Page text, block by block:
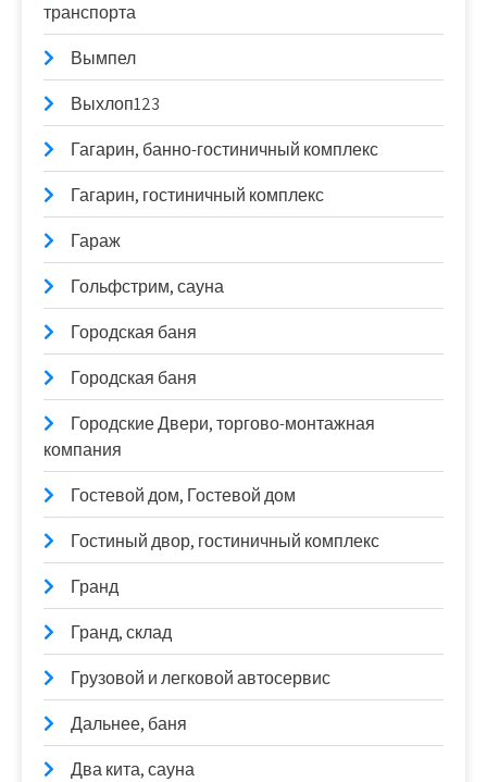
транспорта
Вымпел
Выхлоп123
Гагарин, банно-гостиничный комплекс
Гагарин, гостиничный комплекс
Гараж
Гольфстрим, сауна
Городская баня
Городская баня
Городские Двери, торгово-монтажная
компания
Гостевой дом, Гостевой дом
Гостиный двор, гостиничный комплекс
Гранд
Гранд, склад
Грузовой и легковой автосервис
Дальнее, баня
Два кита, сауна